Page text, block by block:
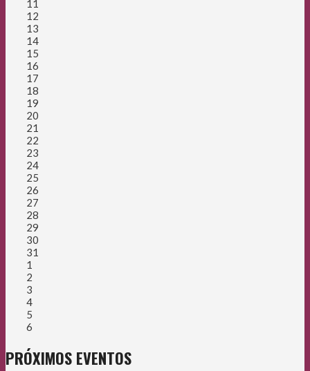
11
12
13
14
15
16
17
18
19
20
21
22
23
24
25
26
27
28
29
30
31
1
2
3
4
5
6
PRÓXIMOS EVENTOS